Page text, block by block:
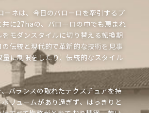
ーネは、今日のバローロを牽引するプ
に27haの、バローロの中でも恵まれ
モダンスタイルに切り替える転換期
伝統と現代的で革新的な技術を見事
に制限をしたり、伝統的なスタイル
バランスの取れたテクスチュアを持
リュームがあり過ぎず、はっきりと